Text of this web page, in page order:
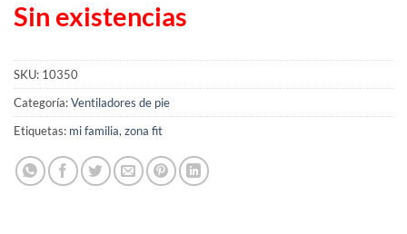
Sin existencias
SKU: 10350
Categoría:Ventiladores de pie
Etiquetas: mi familia, zona fit